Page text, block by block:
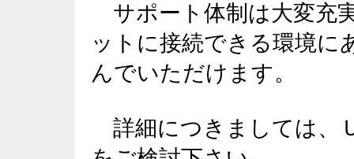
サポート体制は大変充
ットに接続できる環境に
んでいただけます。
詳細につきましては、